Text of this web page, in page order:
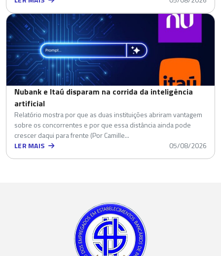
Nubank e Itaú disparam na corrida da inteligência
artificial
Relatório mostra por que as duas instituições abriram vantagem
sobre os concorrentes e por que essa distância ainda pode
crescer daqui para frente (Por Camille...
LER MAIS
05/08/2026